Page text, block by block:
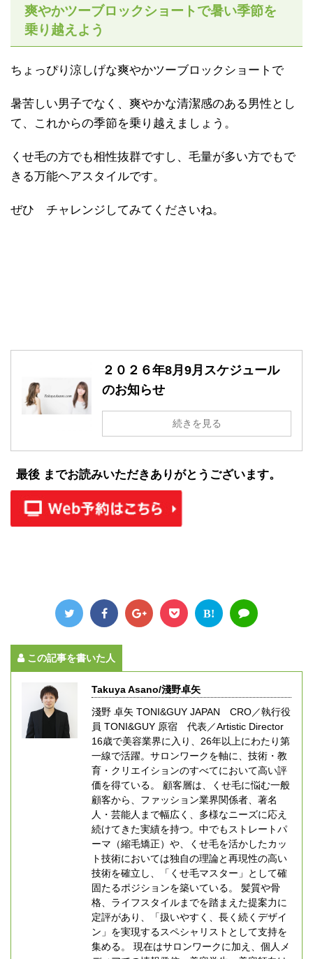
爽やかツーブロックショートで暑い季節を
乗り越えよう
ちょっぴり涼しげな爽やかツーブロックショートで
暑苦しい男子でなく、爽やかな清潔感のある男性とし
て、これからの季節を乗り越えましょう。
くせ毛の方でも相性抜群ですし、毛量が多い方でもで
きる万能ヘアスタイルです。
ぜひ チャレンジしてみてくださいね。
２０２６年8月9月スケジュール
のお知らせ
続きを見る
最後 までお読みいただきありがとうございます。
B!
この記事を書いた人
Takuya Asano/淺野卓矢
淺野 卓矢 TONI&GUY JAPAN CRO／執行役
員 TONI&GUY 原宿 代表／Artistic Director
16歳で美容業界に入り、26年以上にわたり第
一線で活躍。サロンワークを軸に、技術・教
育・クリエイションのすべてにおいて高い評
価を得ている。 顧客層は、くせ毛に悩む一般
顧客から、ファッション業界関係者、著名
人・芸能人まで幅広く、多様なニーズに応え
続けてきた実績を持つ。中でもストレートパ
ーマ（縮毛矯正）や、くせ毛を活かしたカッ
ト技術においては独自の理論と再現性の高い
技術を確立し、「くせ毛マスター」として確
固たるポジションを築いている。 髪質や骨
格、ライフスタイルまでを踏まえた提案力に
定評があり、「扱いやすく、長く続くデザイ
ン」を実現するスペシャリストとして支持を
集める。 現在はサロンワークに加え、個人メ